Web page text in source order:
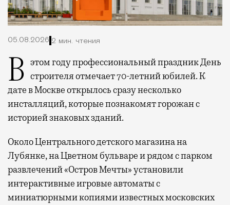
05.08.2026 2 мин. чтения
В этом году профессиональный праздник День строителя отмечает 70-летний юбилей. К
дате в Москве открылось сразу несколько
инсталляций, которые познакомят горожан с
историей знаковых зданий.
Около Центрального детского магазина на
Лубянке, на Цветном бульваре и рядом с парком
развлечений «Остров Мечты» установили
интерактивные игровые автоматы с
миниатюрными копиями известных московских